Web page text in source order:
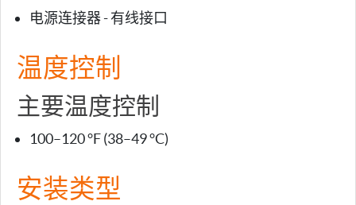
电源连接器 - 有线接口
温度控制
主要温度控制
100–120 °F (38–49 °C)
安装类型